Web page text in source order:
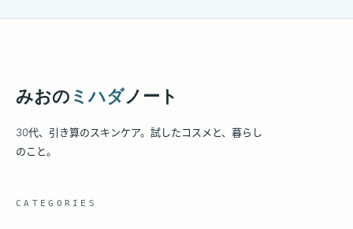
みおの ミハダノート
30代、引き算のスキンケア。試したコスメと、暮らし
のこと。
CATEGORIES